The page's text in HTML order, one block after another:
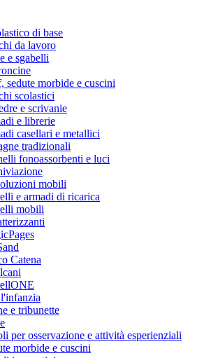
di base
da lavoro
e sgabelli
sedute morbide e cuscini
scolastici
e scrivanie
e librerie
casellari e metallici
tradizionali
fonoassorbenti e luci
mobili
e armadi di ricarica
mobili
Catena
e tribunette
per osservazione e attività esperienziali
morbide e cuscini